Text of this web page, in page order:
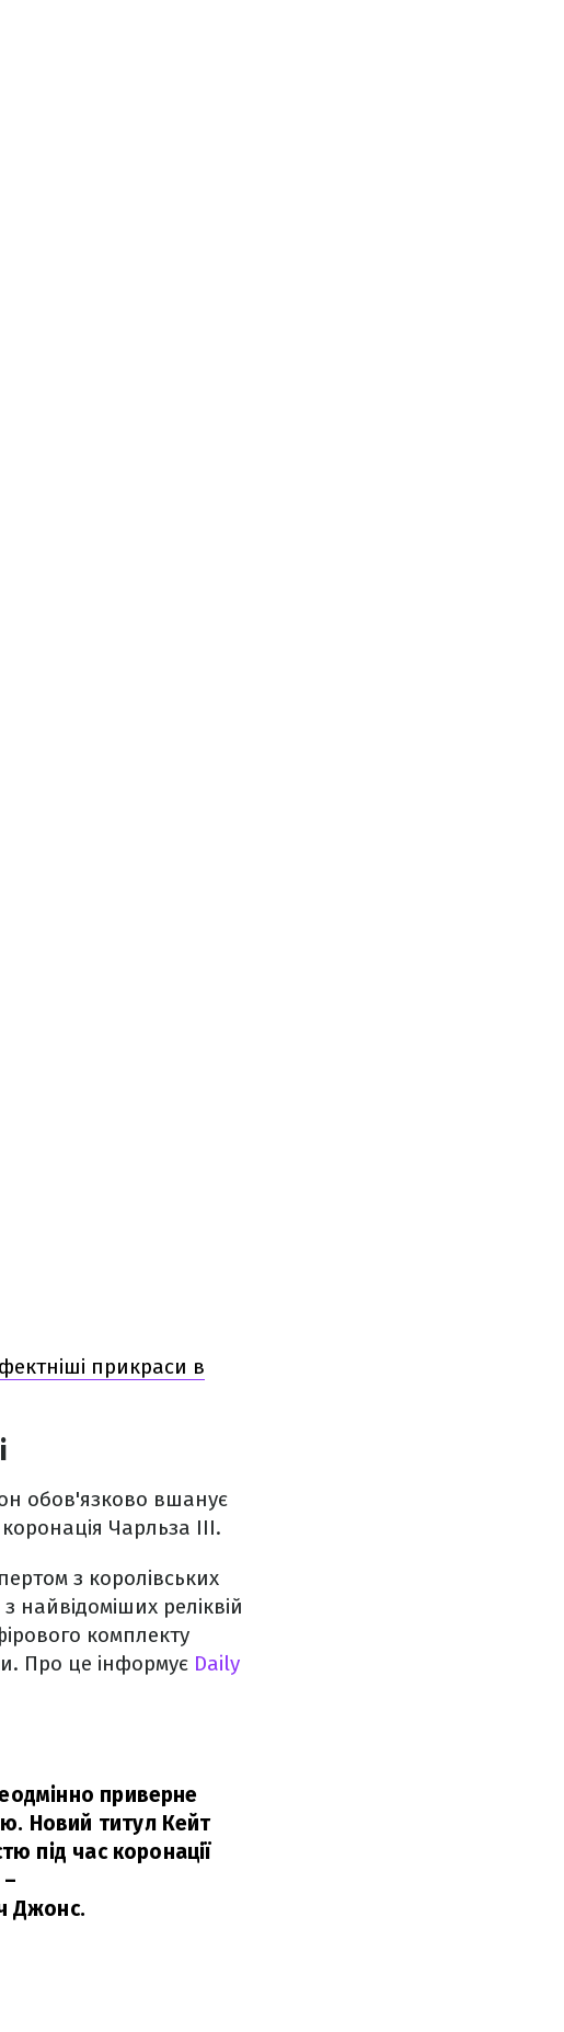
прикраси в
обов'язково вшанує
Чарльза ІІІ.
з королівських
реліквій
комплекту
Про це інформує Daily
приверне
Новий титул Кейт
під час коронації
–
Джонс.